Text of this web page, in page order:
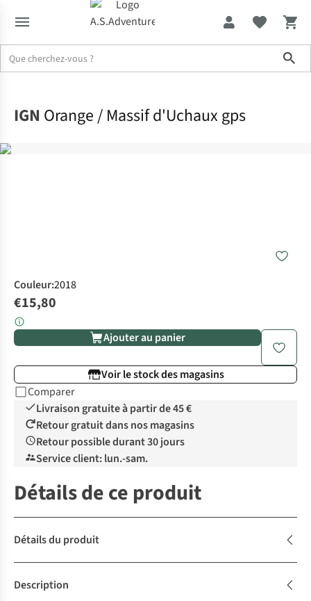
IGN Orange / Massif d'Uchaux gps
Couleur:2018
€15,80
Ajouter au panier
Voir le stock des magasins
Comparer
Livraison gratuite à partir de 45 €
Retour gratuit dans nos magasins
Retour possible durant 30 jours
Service client: lun.-sam.
Détails de ce produit
Détails du produit
Description